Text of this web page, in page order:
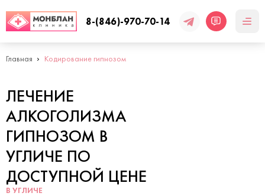
8-(846)-970-70-14
Главная Кодирование гипнозом
ЛЕЧЕНИЕ
АЛКОГОЛИЗМА
ГИПНОЗОМ В
УГЛИЧЕ ПО
ДОСТУПНОЙ ЦЕНЕ
В УГЛИЧЕ